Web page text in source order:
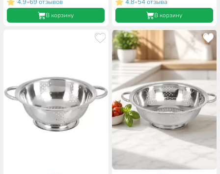
4.9•69 отзывов
В корзину
4.8•54 отзыва
В корзину